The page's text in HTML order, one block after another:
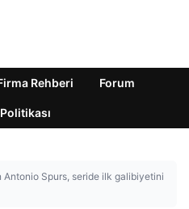
Rehberi Forum
Antonio Spurs, seride ilk galibiyetini